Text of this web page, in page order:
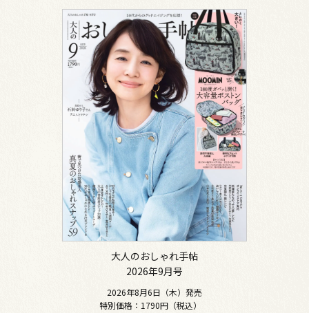
大人のおしゃれ手帖
2026年9月号
2026年8月6日（木）発売
特別価格：1790円（税込）